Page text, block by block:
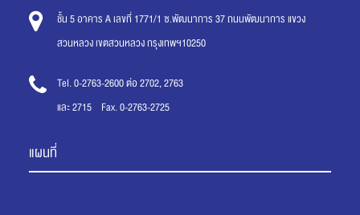
ชั้น 5 อาคาร A เลขที่ 1771/1 ซ.พัฒนาการ 37 ถนนพัฒนาการ แขวง
สวนหลวง เขตสวนหลวง กรุงเทพฯ10250
Tel. 0-2763-2600 ต่อ 2702, 2763
และ 2715 Fax. 0-2763-2725
แผนที่